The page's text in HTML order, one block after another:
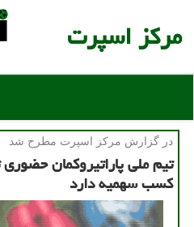
مركز اسپرت
در گزارش مركز اسپرت مطرح شد
تیم ملی پاراتیروكمان
كسب سهمیه دارد